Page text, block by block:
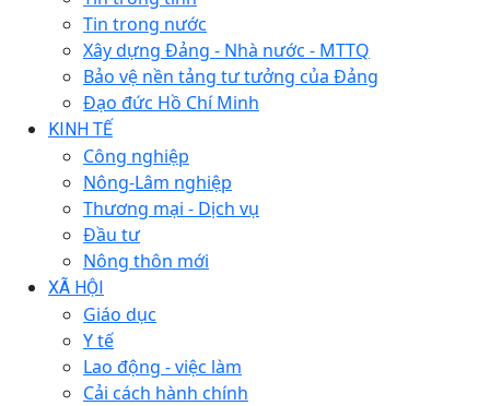
Tin trong nước
Xây dựng Đảng - Nhà nước - MTTQ
Bảo vệ nền tảng tư tưởng của Đảng
Đạo đức Hồ Chí Minh
KINH TẾ
Công nghiệp
Nông-Lâm nghiệp
Thương mại - Dịch vụ
Đầu tư
Nông thôn mới
XÃ HỘI
Giáo dục
Y tế
Lao động - việc làm
Cải cách hành chính